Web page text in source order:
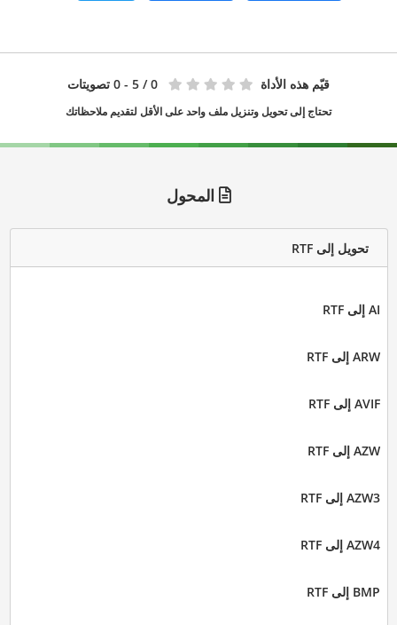
قيّم هذه الأداة 0 / 5 - 0 تصويتات
تحتاج إلى تحويل وتنزيل ملف واحد على الأقل لتقديم ملاحظاتك
المحول
تحويل إلى RTF
AI إلى RTF
ARW إلى RTF
AVIF إلى RTF
AZW إلى RTF
AZW3 إلى RTF
AZW4 إلى RTF
BMP إلى RTF